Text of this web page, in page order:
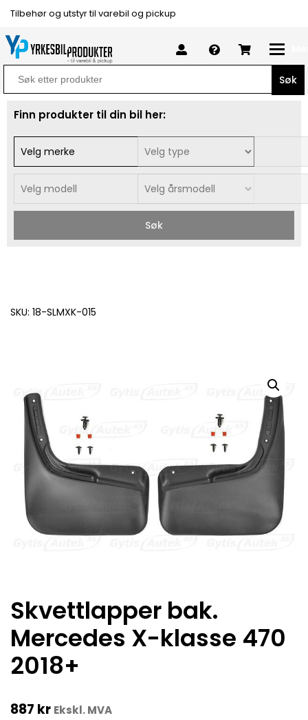
Tilbehør og utstyr til varebil og pickup
Search
for:
Finn produkter til din bil her:
Søk
SKU: 18-SLMXK-015
Skvettlapper bak.
Mercedes X-klasse 470
2018+
887 kr Ekskl. MVA